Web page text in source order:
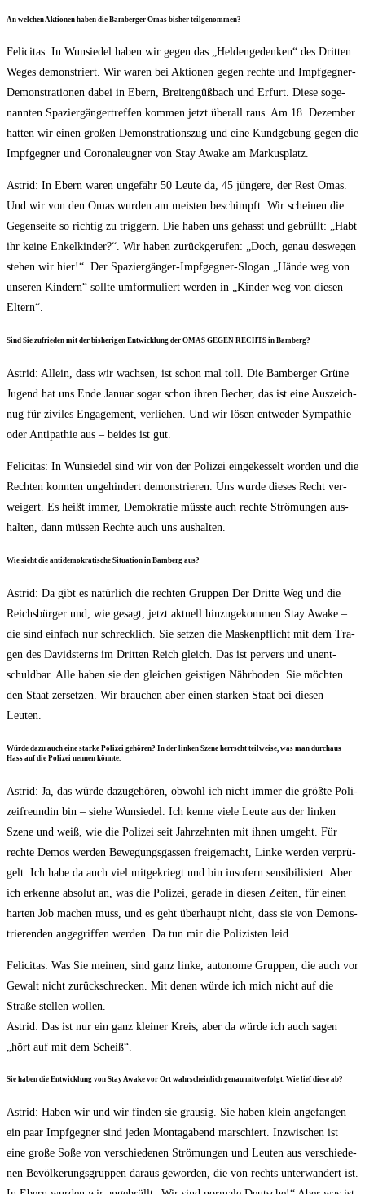
An wel­chen Aktio­nen haben die Bam­ber­ger Omas bis­her teilgenommen?
Feli­ci­tas: In Wun­sie­del haben wir gegen das „Hel­den­ge­den­ken“ des Drit­ten
Weges demons­triert. Wir waren bei Aktio­nen gegen rech­te und Impf­geg­ner-
Demons­tra­tio­nen dabei in Ebern, Brei­ten­güß­bach und Erfurt. Die­se soge­
nann­ten Spa­zier­gän­ger­tref­fen kom­men jetzt über­all raus. Am 18. Dezem­ber
hat­ten wir einen gro­ßen Demons­tra­ti­ons­zug und eine Kund­ge­bung gegen die
Impf­geg­ner und Coro­na­leug­ner von Stay Awa­ke am Markusplatz.
Astrid: In Ebern waren unge­fähr 50 Leu­te da, 45 jün­ge­re, der Rest Omas.
Und wir von den Omas wur­den am meis­ten beschimpft. Wir schei­nen die
Gegen­sei­te so rich­tig zu trig­gern. Die haben uns gehasst und gebrüllt: „Habt
ihr kei­ne Enkel­kin­der?“. Wir haben zurück­ge­ru­fen: „Doch, genau des­we­gen
ste­hen wir hier!“. Der Spa­zier­gän­ger-Impf­geg­ner-Slo­gan „Hän­de weg von
unse­ren Kin­dern“ soll­te umfor­mu­liert wer­den in „Kin­der weg von die­sen
Eltern“.
Sind Sie zufrie­den mit der bis­he­ri­gen Ent­wick­lung der OMAS GEGEN RECHTS in Bamberg?
Astrid: Allein, dass wir wach­sen, ist schon mal toll. Die Bam­ber­ger Grü­ne
Jugend hat uns Ende Janu­ar sogar schon ihren Becher, das ist eine Aus­zeich­
nug für zivi­les Enga­ge­ment, ver­lie­hen. Und wir lösen ent­we­der Sym­pa­thie
oder Anti­pa­thie aus – bei­des ist gut.
Feli­ci­tas: In Wun­sie­del sind wir von der Poli­zei ein­ge­kes­selt wor­den und die
Rech­ten konn­ten unge­hin­dert demons­trie­ren. Uns wur­de die­ses Recht ver­
wei­gert. Es heißt immer, Demo­kra­tie müss­te auch rech­te Strö­mun­gen aus­
hal­ten, dann müs­sen Rech­te auch uns aushalten.
Wie sieht die anti­de­mo­kra­ti­sche Situa­ti­on in Bam­berg aus?
Astrid: Da gibt es natür­lich die rech­ten Grup­pen Der Drit­te Weg und die
Reichs­bür­ger und, wie gesagt, jetzt aktu­ell hin­zu­ge­kom­men Stay Awa­ke –
die sind ein­fach nur schreck­lich. Sie set­zen die Mas­ken­pflicht mit dem Tra­
gen des David­sterns im Drit­ten Reich gleich. Das ist per­vers und unent­
schuld­bar. Alle haben sie den glei­chen geis­ti­gen Nähr­bo­den. Sie möch­ten
den Staat zer­set­zen. Wir brau­chen aber einen star­ken Staat bei die­sen
Leuten.
Wür­de dazu auch eine star­ke Poli­zei gehö­ren? In der lin­ken Sze­ne herrscht teil­wei­se, was man durch­aus
Hass auf die Poli­zei nen­nen könnte.
Astrid: Ja, das wür­de dazu­ge­hö­ren, obwohl ich nicht immer die größ­te Poli­
zei­freun­din bin – sie­he Wun­sie­del. Ich ken­ne vie­le Leu­te aus der lin­ken
Sze­ne und weiß, wie die Poli­zei seit Jahr­zehn­ten mit ihnen umgeht. Für
rech­te Demos wer­den Bewe­gungs­gas­sen frei­ge­macht, Lin­ke wer­den ver­prü­
gelt. Ich habe da auch viel mit­ge­kriegt und bin inso­fern sen­si­bi­li­siert. Aber
ich erken­ne abso­lut an, was die Poli­zei, gera­de in die­sen Zei­ten, für einen
har­ten Job machen muss, und es geht über­haupt nicht, dass sie von Demons­
trie­ren­den ange­grif­fen wer­den. Da tun mir die Poli­zis­ten leid.
Feli­ci­tas: Was Sie mei­nen, sind ganz lin­ke, auto­no­me Grup­pen, die auch vor
Gewalt nicht zurück­schre­cken. Mit denen wür­de ich mich nicht auf die
Stra­ße stel­len wol­len.
Astrid: Das ist nur ein ganz klei­ner Kreis, aber da wür­de ich auch sagen
„hört auf mit dem Scheiß“.
Sie haben die Ent­wick­lung von Stay Awa­ke vor Ort wahr­schein­lich genau mit­ver­folgt. Wie lief die­se ab?
Astrid: Haben wir und wir fin­den sie grau­sig. Sie haben klein ange­fan­gen –
ein paar Impf­geg­ner sind jeden Mon­tag­abend mar­schiert. Inzwi­schen ist
eine gro­ße Soße von ver­schie­de­nen Strö­mun­gen und Leu­ten aus ver­schie­de­
nen Bevöl­ke­rungs­grup­pen dar­aus gewor­den, die von rechts unter­wan­dert ist.